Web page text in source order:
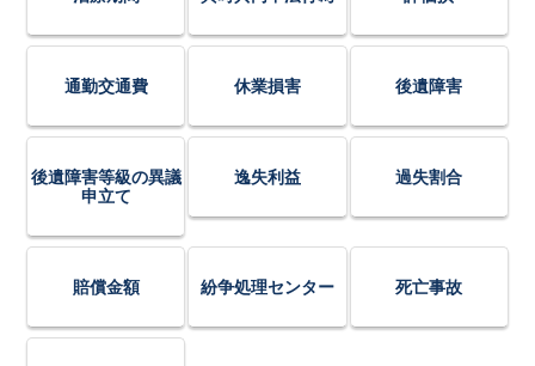
通勤交通費 休業損害 後遺障害
後遺障害等級の異議
申立て
逸失利益 過失割合
賠償金額 紛争処理センター 死亡事故